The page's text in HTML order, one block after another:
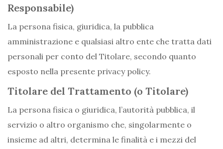
Responsabile)
La persona fisica, giuridica, la pubblica
amministrazione e qualsiasi altro ente che tratta dati
personali per conto del Titolare, secondo quanto
esposto nella presente privacy policy.
Titolare del Trattamento (o Titolare)
La persona fisica o giuridica, l’autorità pubblica, il
servizio o altro organismo che, singolarmente o
insieme ad altri, determina le finalità e i mezzi del